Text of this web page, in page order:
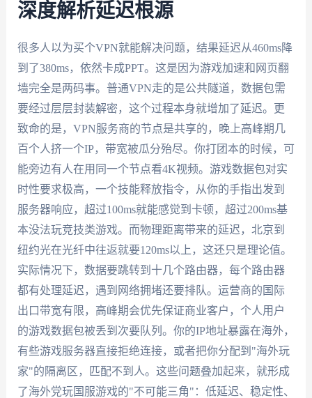
深度解析延迟根源
很多人以为买个VPN就能解决问题，结果延迟从460ms降
到了380ms，依然卡成PPT。这是因为游戏加速和网页翻
墙完全是两码事。普通VPN走的是公共隧道，数据包需
要经过层层封装解密，这个过程本身就增加了延迟。更
致命的是，VPN服务商的节点是共享的，晚上高峰期几
百个人挤一个IP，带宽被瓜分殆尽。你打团本的时候，可
能旁边有人在用同一个节点看4K视频。游戏数据包对实
时性要求极高，一个技能释放指令，从你的手指出发到
服务器响应，超过100ms就能感觉到卡顿，超过200ms基
本没法玩竞技类游戏。而物理距离带来的延迟，北京到
纽约光在光纤中往返就要120ms以上，这还只是理论值。
实际情况下，数据要跳转到十几个路由器，每个路由器
都有处理延迟，遇到网络拥堵还要排队。运营商的国际
出口带宽有限，高峰期会优先保证商业客户，个人用户
的游戏数据包被丢到次要队列。你的IP地址暴露在海外，
有些游戏服务器直接拒绝连接，或者把你分配到"海外玩
家"的隔离区，匹配不到人。这些问题叠加起来，就形成
了海外党玩国服游戏的"不可能三角"：低延迟、稳定性、